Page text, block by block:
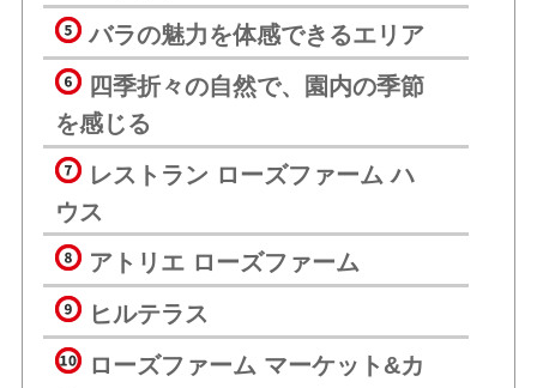
バラの魅力を体感できるエリア
四季折々の自然で、園内の季節
を感じる
レストラン ローズファーム ハ
ウス
アトリエ ローズファーム
ヒルテラス
ローズファーム マーケット&カ